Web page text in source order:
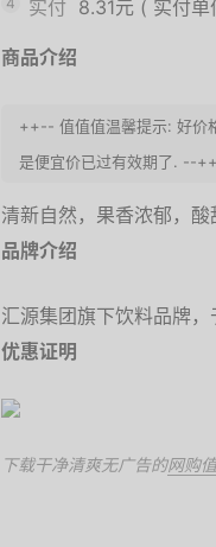
实付 8.31元 ( 实付单
商品介绍
++-- 值值值温馨提示: 好价
是便宜价已过有效期了. --++
清新自然，果香浓郁，酸
品牌介绍
汇源集团旗下饮料品牌，
优惠证明
下载干净清爽无广告的网购